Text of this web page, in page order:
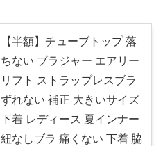
【半額】チューブトップ 落
ちない ブラジャー エアリー
リフト ストラップレスブラ
ずれない 補正 大きいサイズ
下着 レディース 夏インナー
紐なしブラ 痛くない 下着 脇